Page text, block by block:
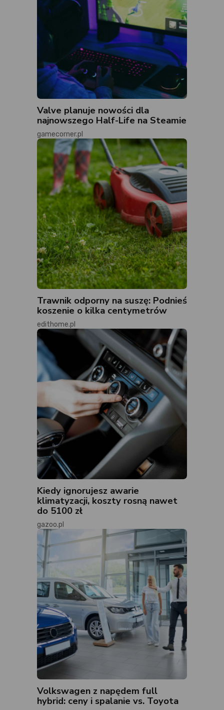
Valve planuje nowości dla
najnowszego Half-Life na Steamie
gamecorner.pl
Trawnik odporny na suszę: Podnieś
koszenie o kilka centymetrów
edithome.pl
Kiedy ignorujesz awarie
klimatyzacji, koszty rosną nawet
do 5100 zł
gazoo.pl
Volkswagen z napędem full
hybrid: ceny i spalanie vs. Toyota